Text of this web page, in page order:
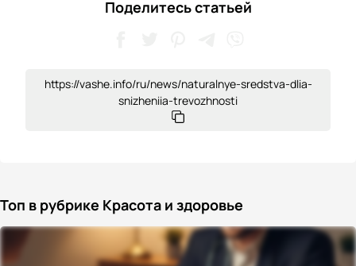
Поделитесь статьей
https://vashe.info/ru/news/naturalnye-sredstva-dlia-
snizheniia-trevozhnosti
Топ в рубрике Красота и здоровье